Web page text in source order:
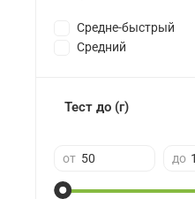
Средне-быстрый
Средний
Тест до (г)
от до